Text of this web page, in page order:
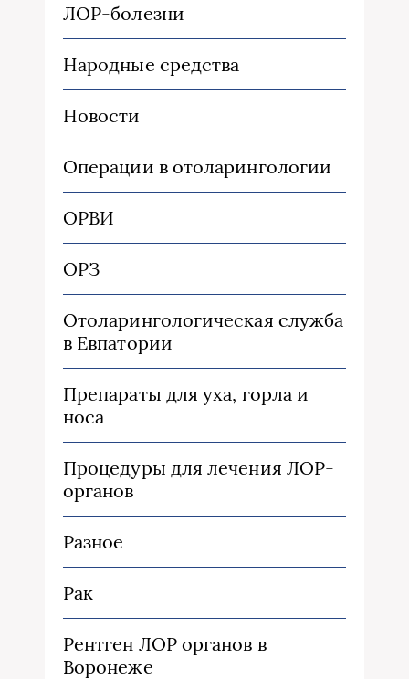
ЛОР-болезни
Народные средства
Новости
Операции в отоларингологии
ОРВИ
ОРЗ
Отоларингологическая служба
в Евпатории
Препараты для уха, горла и
носа
Процедуры для лечения ЛОР-
органов
Разное
Рак
Рентген ЛОР органов в
Воронеже